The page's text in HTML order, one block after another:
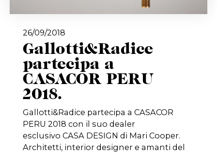
26/09/2018
Gallotti&Radice
partecipa a
CASACOR PERU
2018.
Gallotti&Radice partecipa a CASACOR
PERU 2018 con il suo dealer
esclusivo CASA DESIGN di Mari Cooper.
Architetti, interior designer e amanti del